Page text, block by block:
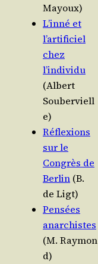
Mayoux)
L’inné et
l’artificiel
chez
l’individu
(Albert
Souberviell
e)
Réflexions
sur le
Congrès de
Ber­lin (B.
de Ligt)
Pen­sées
anar­chistes
(M. Raymon
d)